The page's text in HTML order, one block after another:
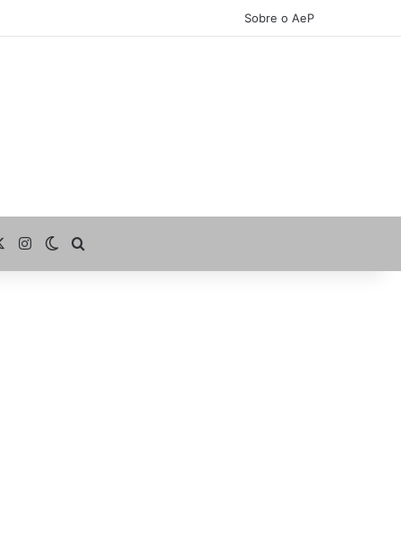
Sobre o AeP
InstagramSwitch skin